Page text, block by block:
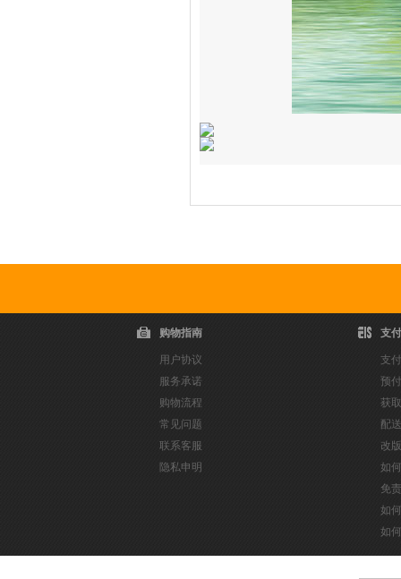
购物指南
用户协议
服务承诺
购物流程
常见问题
联系客服
隐私申明
支
支
预
获
配
改
如
免
如
如